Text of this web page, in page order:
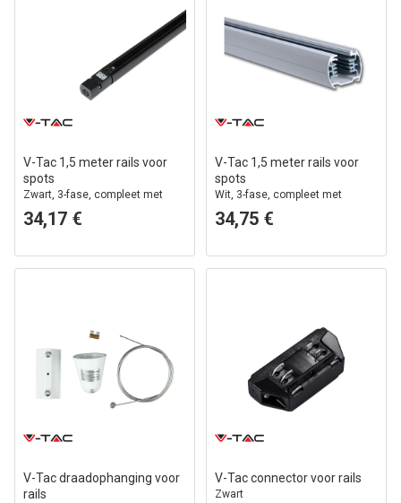
V-Tac 1,5 meter rails voor
spots
Zwart, 3-fase, compleet met
aansluiting en eindkap
34,17 €
V-Tac 1,5 meter rails voor
spots
Wit, 3-fase, compleet met
aansluiting en eindkap
34,75 €
V-Tac draadophanging voor
rails
V-Tac connector voor rails
Zwart